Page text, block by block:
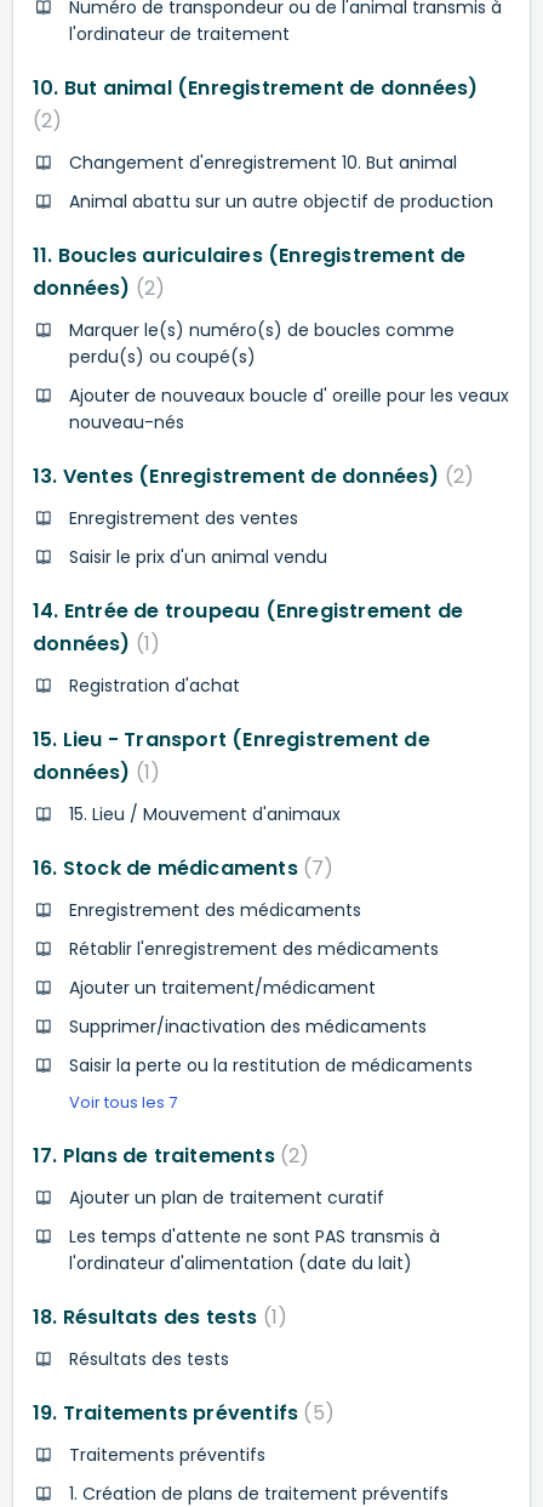
Numéro de transpondeur ou de l'animal transmis à
l'ordinateur de traitement
10. But animal (Enregistrement de données)
2
Changement d'enregistrement 10. But animal
Animal abattu sur un autre objectif de production
11. Boucles auriculaires (Enregistrement de
données) 2
Marquer le(s) numéro(s) de boucles comme
perdu(s) ou coupé(s)
Ajouter de nouveaux boucle d' oreille pour les veaux
nouveau-nés
13. Ventes (Enregistrement de données) 2
Enregistrement des ventes
Saisir le prix d'un animal vendu
14. Entrée de troupeau (Enregistrement de
données) 1
Registration d'achat
15. Lieu - Transport (Enregistrement de
données) 1
15. Lieu / Mouvement d'animaux
16. Stock de médicaments 7
Enregistrement des médicaments
Rétablir l'enregistrement des médicaments
Ajouter un traitement/médicament
Supprimer/inactivation des médicaments
Saisir la perte ou la restitution de médicaments
Voir tous les 7
17. Plans de traitements 2
Ajouter un plan de traitement curatif
Les temps d'attente ne sont PAS transmis à
l'ordinateur d'alimentation (date du lait)
18. Résultats des tests 1
Résultats des tests
19. Traitements préventifs 5
Traitements préventifs
1. Création de plans de traitement préventifs